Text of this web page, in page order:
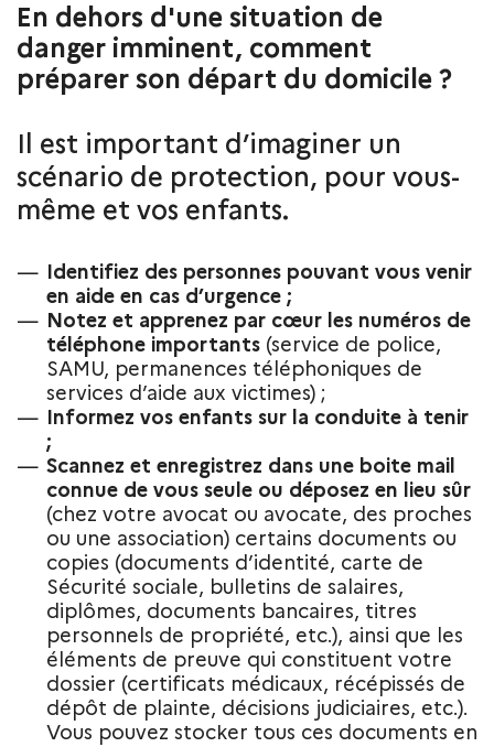
En dehors d'une situation de
danger imminent, comment
préparer son départ du domicile ?
Il est important d’imaginer un
scénario de protection, pour vous-
même et vos enfants.
Identifiez des personnes pouvant vous venir
en aide en cas d’urgence ;
Notez et apprenez par cœur les numéros de
téléphone importants (service de police,
SAMU, permanences téléphoniques de
services d’aide aux victimes) ;
Informez vos enfants sur la conduite à tenir
;
Scannez et enregistrez dans une boite mail
connue de vous seule ou déposez en lieu sûr
(chez votre avocat ou avocate, des proches
ou une association) certains documents ou
copies (documents d’identité, carte de
Sécurité sociale, bulletins de salaires,
diplômes, documents bancaires, titres
personnels de propriété, etc.), ainsi que les
éléments de preuve qui constituent votre
dossier (certificats médicaux, récépissés de
dépôt de plainte, décisions judiciaires, etc.).
Vous pouvez stocker tous ces documents en